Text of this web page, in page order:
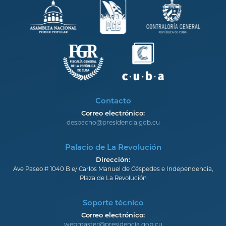
Contacto
Correo electrónico:
despacho@presidencia.gob.cu
Palacio de La Revolución
Dirección:
Ave Paseo # 1040 B e/ Carlos Manuel de Céspedes e Independencia,
Plaza de La Revolución
Soporte técnico
Correo electrónico:
webmaster@presidencia.gob.cu